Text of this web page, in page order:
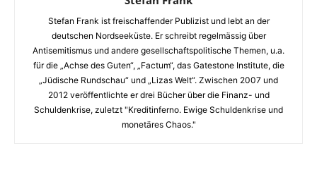
Stefan Frank ist freischaffender Publizist und lebt an der
deutschen Nordseeküste. Er schreibt regelmässig über
Antisemitismus und andere gesellschaftspolitische Themen, u.a.
für die „Achse des Guten“, „Factum“, das Gatestone Institute, die
„Jüdische Rundschau“ und „Lizas Welt“. Zwischen 2007 und
2012 veröffentlichte er drei Bücher über die Finanz- und
Schuldenkrise, zuletzt "Kreditinferno. Ewige Schuldenkrise und
monetäres Chaos."